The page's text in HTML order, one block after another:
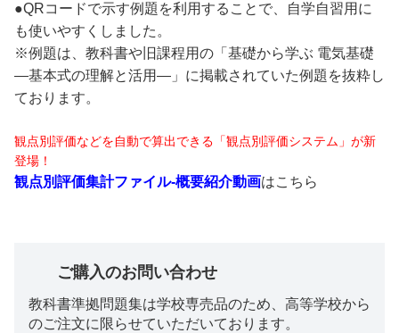
●QRコードで示す例題を利用することで、自学自習用に
も使いやすくしました。
※例題は、教科書や旧課程用の「基礎から学ぶ 電気基礎
―基本式の理解と活用―」に掲載されていた例題を抜粋し
ております。
観点別評価などを自動で算出できる「観点別評価システム」が新
登場！
観点別評価集計ファイル-概要紹介動画はこちら
ご購入のお問い合わせ
教科書準拠問題集は学校専売品のため、高等学校から
のご注文に限らせていただいております。